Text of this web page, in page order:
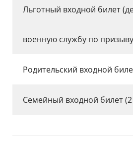
Льготный входной билет
военную службу по
Родительский входной
Семейный входной билет (2